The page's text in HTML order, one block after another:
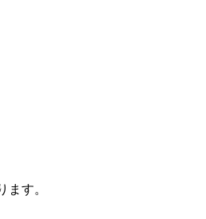
す。